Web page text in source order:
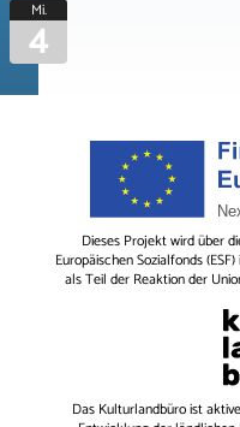
Mi.
4
Dieses Projekt wird über
Europäischen Sozialfonds
als Teil der Reaktion der
Das Kulturlandbüroist